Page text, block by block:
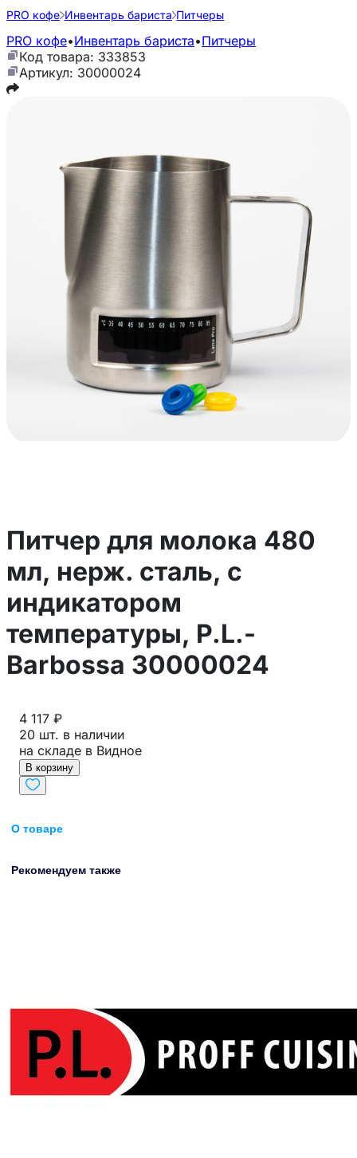
PRO кофе Инвентарь бариста Питчеры
PRO кофе•Инвентарь бариста•Питчеры
Код товара: 333853
Артикул: 30000024
Питчер для молока 480
мл, нерж. сталь, с
индикатором
температуры, P.L.-
Barbossa 30000024
4 117 ₽
20 шт. в наличии
на складе в Видное
В корзину
О товаре
Рекомендуем также